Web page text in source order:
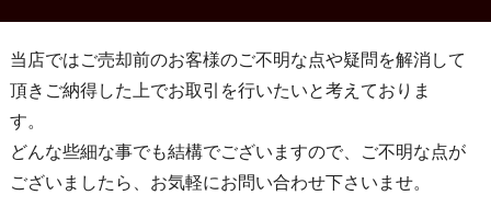
当店ではご売却前のお客様のご不明な点や疑問を解消して
頂きご納得した上でお取引を行いたいと考えておりま
す。
どんな些細な事でも結構でございますので、ご不明な点が
ございましたら、お気軽にお問い合わせ下さいませ。